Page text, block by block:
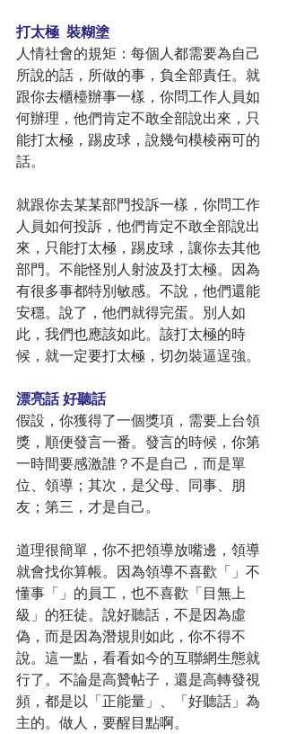
打太極  裝糊塗
人情社會的規矩：每個人都需要為自己
所說的話，所做的事，負全部責任。就
跟你去櫃檯辦事一樣，你問工作人員如
何辦理，他們肯定不敢全部說出來，只
能打太極，踢皮球，說幾句模棱兩可的
話。
就跟你去某某部門投訴一樣，你問工作
人員如何投訴，他們肯定不敢全部說出
來，只能打太極，踢皮球，讓你去其他
部門。不能怪別人射波及打太極。因為
有很多事都特別敏感。不說，他們還能
安穩。說了，他們就得完蛋。別人如
此，我們也應該如此。該打太極的時
候，就一定要打太極，切勿裝逼逞強。
漂亮話 好聽話
假設，你獲得了一個獎項，需要上台領
獎，順便發言一番。發言的時候，你第
一時間要感激誰？不是自己，而是單
位、領導；其次，是父母、同事、朋
友；第三，才是自己。
道理很簡單，你不把領導放嘴邊，領導
就會找你算帳。因為領導不喜歡「」不
懂事「」的員工，也不喜歡「目無上
級」的狂徒。說好聽話，不是因為虛
偽，而是因為潛規則如此，你不得不
說。這一點，看看如今的互聯網生態就
行了。不論是高贊帖子，還是高轉發視
頻，都是以「正能量」、「好聽話」為
主的。做人，要醒目點啊。